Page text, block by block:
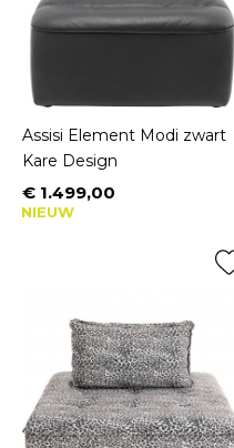
Assisi Element Modi zwart
Kare Design
Prijs
€ 1.499,00
NIEUW